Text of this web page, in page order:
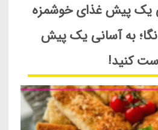
یک پیش غذای خوشمزه
به آسانی یک پیش
کنید!